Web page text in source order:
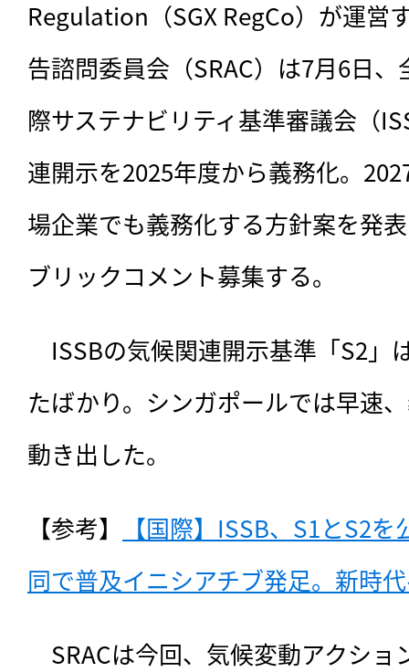
Regulation（SGX RegCo）が運営
告諮問委員会（SRAC）は7月6日
際サステナビリティ基準審議会（
連開示を2025年度から義務化。
場企業でも義務化する方針案を発
ブリックコメント募集する。
ISSBの気候関連開示基準「S2」
たばかり。シンガポールでは早速
動き出した。
【参考】
【国際】ISSB、S1とS2
同で普及イニシアチブ発足。新時
SRACは今回、気候変動アクショ